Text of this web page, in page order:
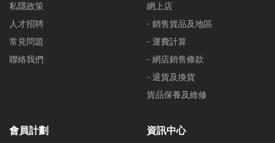
私隱政策
人才招聘
常見問題
聯絡我們
網上店
- 銷售貨品及地區
- 運費計算
- 網店銷售條款
- 退貨及換貨
貨品保養及維修
會員計劃 資訊中心